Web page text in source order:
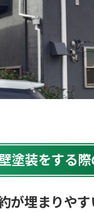
塗装をする
が埋まりやす